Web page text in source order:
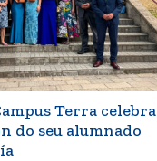
Terra celebra
do seu alumnado